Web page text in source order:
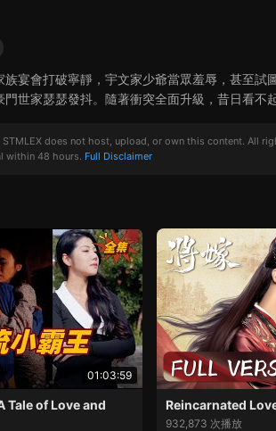
宴會打破寧靜，宇文家少爺當眾羞辱，甚至
世家瑟瑟發抖。隨著衝突全面升級，昔日看不
does not host, upload, or own this content. All
within 48 hours. Full Disclaimer
01:03:59
Tale of Love and
Reincarnated
932,873 次播放